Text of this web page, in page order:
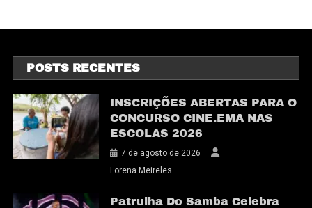
POSTS RECENTES
INSCRIÇÕES ABERTAS PARA O
CONCURSO CINE.EMA NAS
ESCOLAS 2026
7 de agosto de 2026
Lorena Meireles
Patrulha Do Samba Celebra